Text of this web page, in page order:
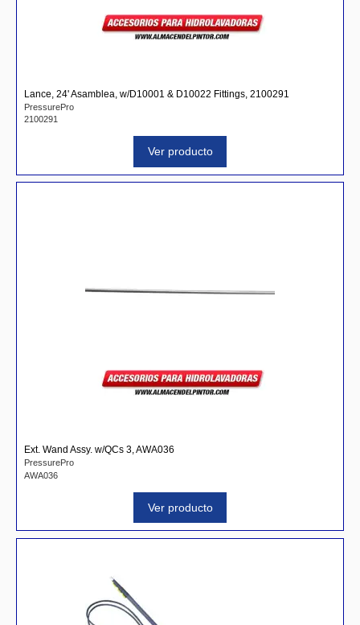
Lance, 24' Asamblea, w/D10001 & D10022 Fittings, 2100291
PressurePro
2100291
Ver producto
Ext. Wand Assy. w/QCs 3, AWA036
PressurePro
AWA036
Ver producto